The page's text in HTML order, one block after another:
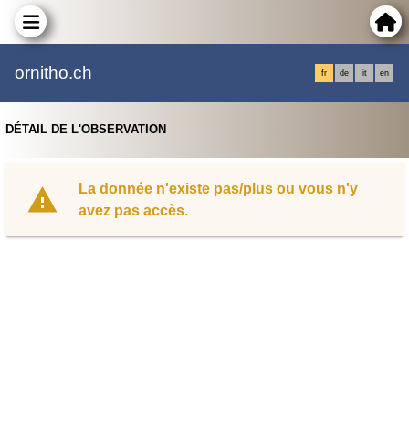
ornitho.ch fr de it en
DÉTAIL DE L'OBSERVATION
La donnée n'existe pas/plus ou vous n'y
avez pas accès.